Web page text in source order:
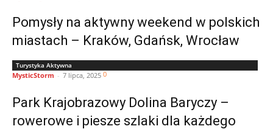
Pomysły na aktywny weekend w polskich
miastach – Kraków, Gdańsk, Wrocław
Turystyka Aktywna
MysticStorm - 7 lipca, 2025 0
Park Krajobrazowy Dolina Baryczy –
rowerowe i piesze szlaki dla każdego